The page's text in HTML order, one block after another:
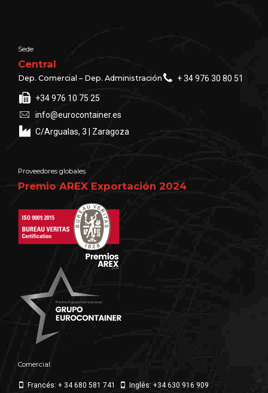
Sede
Central
Dep. Comercial – Dep. Administración + 34 976 30 80 51
+34 976 10 75 25
info@eurocontainer.es
C/Argualas, 3 | Zaragoza
Proveedores globales
Premio AREX Exportación 2024
Comercial:
Francés: + 34 680 581 741
Inglés: +34 630 916 909